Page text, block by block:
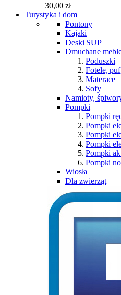
30,00 zł
Turystyka i dom
Pontony
Kajaki
Deski SUP
Dmuchane
Poduszki
Fotele,
Materace
Sofy
Namioty,
Pompki
Pompki
Pompki
Pompki
Pompki
Pompki
Pompki
Wiosła
Dla zwierząt